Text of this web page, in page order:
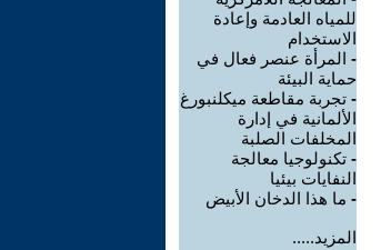
للمياه العادمة وإعادة
الاستخدام
- المرأة عنصر فعال في
حماية البيئة
- تجربة مقاطعة ميكلنبورغ
الألمانية في إدارة
المخلفات الصلبة
- تكنولوجيا معالجة
النفايات بيئيا
- ما هذا الدخان الأبيض
المزيد.....